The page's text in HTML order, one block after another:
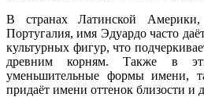
В странах Латинской
Португалия, имя Эдуардо часто
культурных фигур, что
древним корням. Также в
уменьшительные формы имени,
придаёт имени оттенок близости и